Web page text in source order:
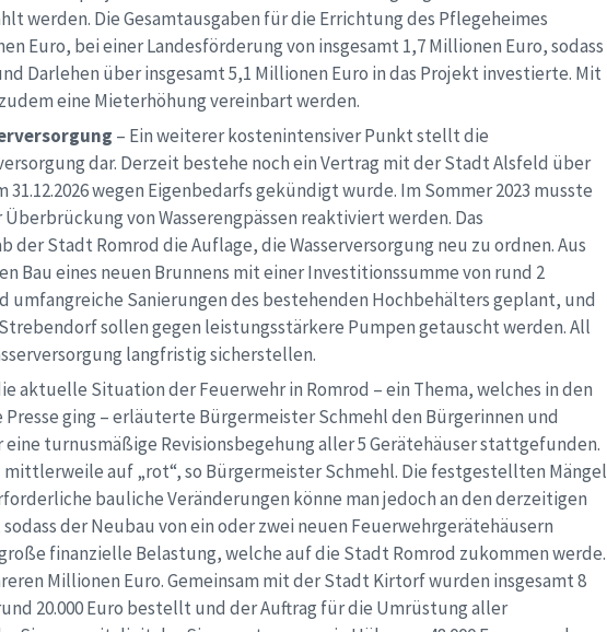
werden. Die Gesamtausgaben für die Errichtung des Pflegeheimes
Euro, bei einer Landesförderung von insgesamt 1,7 Millionen Euro, sodass
Darlehen über insgesamt 5,1 Millionen Euro in das Projekt investierte. Mit
eine Mieterhöhung vereinbart werden.
– Ein weiterer kostenintensiver Punkt stellt die
dar. Derzeit bestehe noch ein Vertrag mit der Stadt Alsfeld über
wegen Eigenbedarfs gekündigt wurde. Im Sommer 2023 musste
von Wasserengpässen reaktiviert werden. Das
der Stadt Romrod die Auflage, die Wasserversorgung neu zu ordnen. Aus
Bau eines neuen Brunnens mit einer Investitionssumme von rund 2
umfangreiche Sanierungen des bestehenden Hochbehälters geplant, und
sollen gegen leistungsstärkere Pumpen getauscht werden. All
langfristig sicherstellen.
aktuelle Situation der Feuerwehr in Romrod – ein Thema, welches in den
ging – erläuterte Bürgermeister Schmehl den Bürgerinnen und
eine turnusmäßige Revisionsbegehung aller 5 Gerätehäuser stattgefunden.
mittlerweile auf „rot“, so Bürgermeister Schmehl. Die festgestellten Mängel
bauliche Veränderungen könne man jedoch an den derzeitigen
der Neubau von ein oder zwei neuen Feuerwehrgerätehäusern
finanzielle Belastung, welche auf die Stadt Romrod zukommen werde.
Millionen Euro. Gemeinsam mit der Stadt Kirtorf wurden insgesamt 8
20.000 Euro bestellt und der Auftrag für die Umrüstung aller